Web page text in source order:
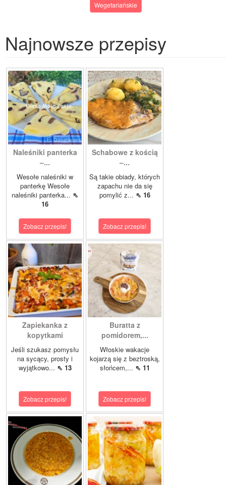
Wegetariańskie
Najnowsze przepisy
Naleśniki panterka
–...
Wesołe naleśniki w
panterkę Wesołe
naleśniki panterka... ⇖
16
Zobacz przepis!
Schabowe z kością
–...
Są takie obiady, których
zapachu nie da się
pomylić z... ⇖ 16
Zobacz przepis!
Zapiekanka z
kopytkami
Jeśli szukasz pomysłu
na sycący, prosty i
wyjątkowo... ⇖ 13
Zobacz przepis!
Buratta z
pomidorem,...
Włoskie wakacje
kojarzą się z beztroską,
słońcem,... ⇖ 11
Zobacz przepis!